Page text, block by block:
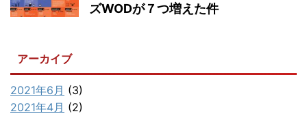
ズWODが７つ増えた件
アーカイブ
2021年6月 (3)
2021年4月 (2)